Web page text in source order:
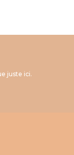
juste ici.